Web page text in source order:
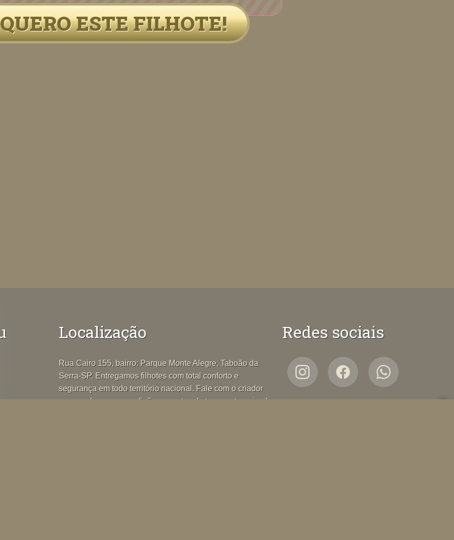
QUERO ESTE FILHOTE!
Localização
Rua Cairo 155, bairro: Parque Monte Alegre, Taboão da
Serra-SP. Entregamos filhotes com total conforto e
segurança em todo território nacional. Fale com o criador
para conhecer as condições e custos de transporte animal.
Redes sociais